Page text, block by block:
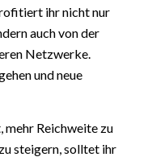
ihr nicht nur
auch von der
Netzwerke.
und neue
mehr Reichweite zu
steigern, solltet ihr